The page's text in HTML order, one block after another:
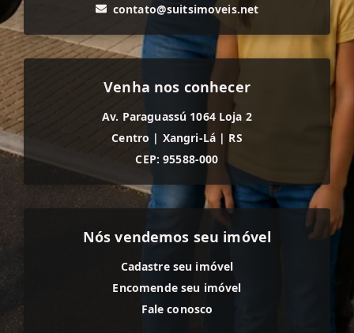
contato@suitsimoveis.net
Venha nos conhecer
Av. Paraguassú 1064 Loja 2
Centro | Xangri-Lá | RS
CEP: 95588-000
Nós vendemos seu imóvel
Cadastre seu imóvel
Encomende seu imóvel
Fale conosco